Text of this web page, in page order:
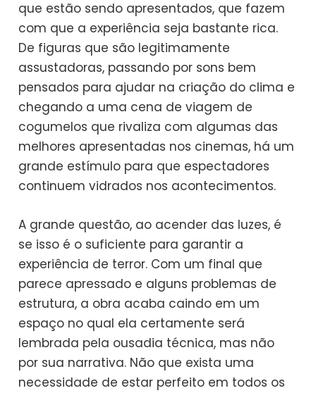
que estão sendo apresentados, que fazem
com que a experiência seja bastante rica.
De figuras que são legitimamente
assustadoras, passando por sons bem
pensados para ajudar na criação do clima e
chegando a uma cena de viagem de
cogumelos que rivaliza com algumas das
melhores apresentadas nos cinemas, há um
grande estímulo para que espectadores
continuem vidrados nos acontecimentos.
A grande questão, ao acender das luzes, é
se isso é o suficiente para garantir a
experiência de terror. Com um final que
parece apressado e alguns problemas de
estrutura, a obra acaba caindo em um
espaço no qual ela certamente será
lembrada pela ousadia técnica, mas não
por sua narrativa. Não que exista uma
necessidade de estar perfeito em todos os